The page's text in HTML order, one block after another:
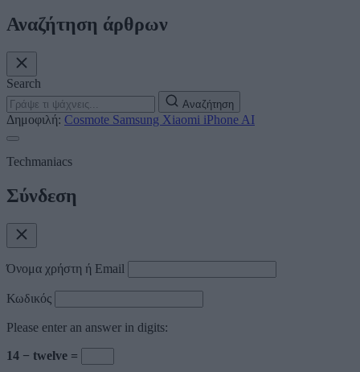
Αναζήτηση άρθρων
Search
Αναζήτηση
Δημοφιλή: Cosmote Samsung Xiaomi iPhone AI
Techmaniacs
Σύνδεση
Όνομα χρήστη ή Email
Κωδικός
Please enter an answer in digits:
14 − twelve =